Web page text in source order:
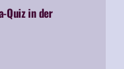
Quiz in der